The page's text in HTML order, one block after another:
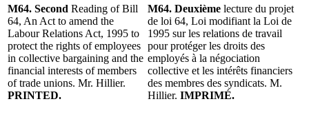
M64. Second Reading of Bill
64, An Act to amend the
Labour Relations Act, 1995 to
protect the rights of employees
in collective bargaining and the
financial interests of members
of trade unions. Mr. Hillier.
PRINTED.
M64. Deuxième lecture du projet
de loi 64, Loi modifiant la Loi de
1995 sur les relations de travail
pour protéger les droits des
employés à la négociation
collective et les intérêts financiers
des membres des syndicats. M.
Hillier. IMPRIMÉ.